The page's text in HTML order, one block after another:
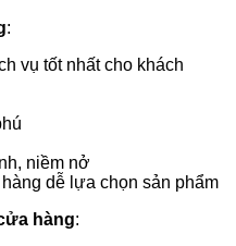
:
vụ tốt nhất cho khách
niềm nở
dễ lựa chọn sản phẩm
hàng: